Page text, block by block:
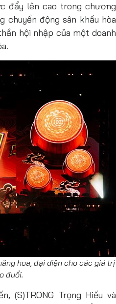
đẩy lên cao trong chương
chuyển động sân khấu hòa
hội nhập của một doanh
hoa, đại diện cho các giá trị
đuổi.
(S)TRONG Trọng Hiếu và